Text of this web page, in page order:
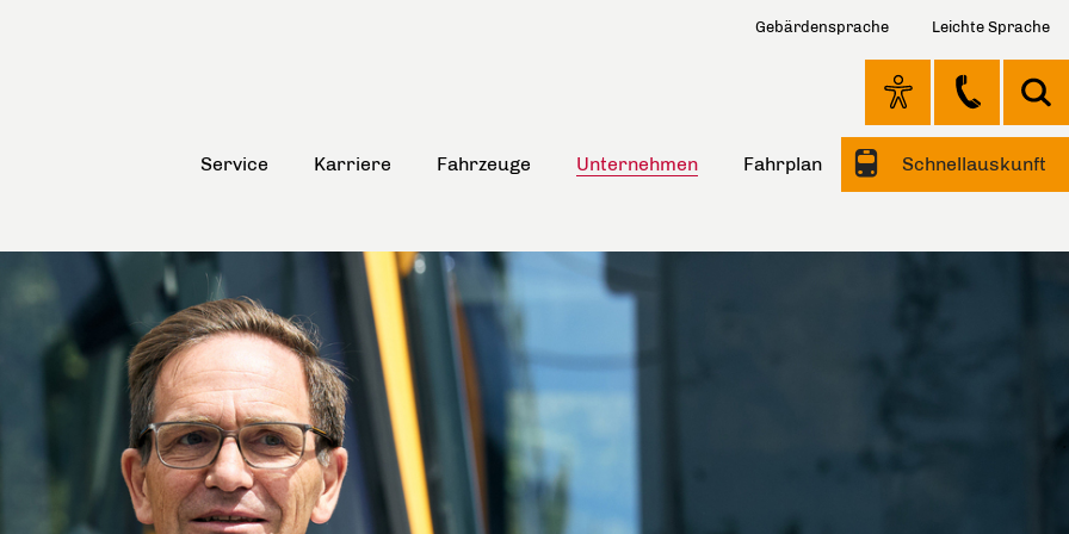
Gebärdensprache Leichte Sprache
Service Karriere Fahrzeuge Unternehmen Fahrplan Schnellauskunft